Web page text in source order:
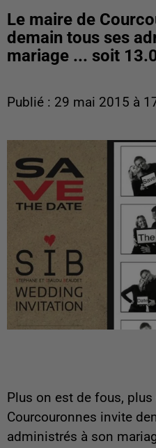
Le maire de
demain tous ses
mariage ... soit
Publié : 29 mai 2015 à
Plus on est de fous,
Courcouronnes invite
administrés à son